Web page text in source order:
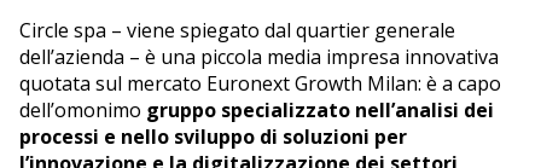
Circle spa – viene spiegato dal quartier generale
dell’azienda – è una piccola media impresa innovativa
quotata sul mercato Euronext Growth Milan: è a capo
dell’omonimo gruppo specializzato nell’analisi dei
processi e nello sviluppo di soluzioni per